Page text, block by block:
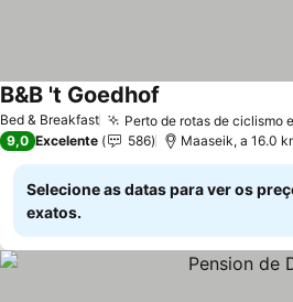
Bed & Breakfast Perto de rotas de ciclismo
B&B 't Goedhof
9,0 Excelente 586 Maaseik, a 16.0
Selecione as datas para ver os
exatos.